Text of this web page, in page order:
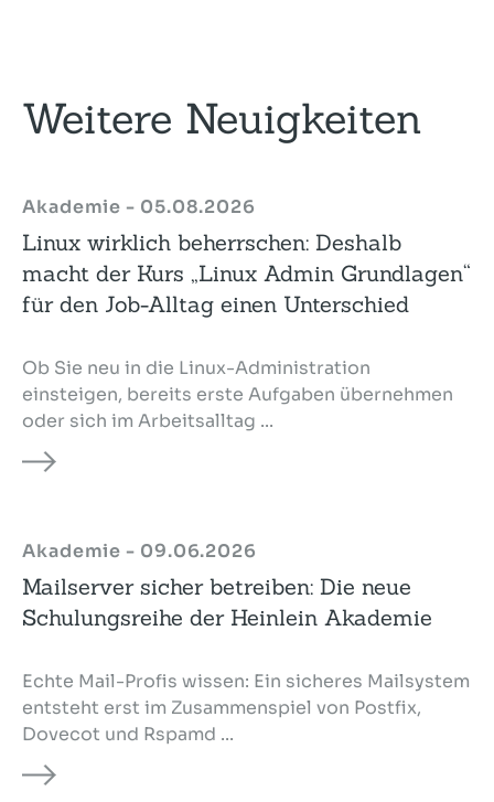
Weitere Neuigkeiten
Akademie - 05.08.2026
Linux wirklich beherrschen: Deshalb
macht der Kurs „Linux Admin Grundlagen“
für den Job-Alltag einen Unterschied
Ob Sie neu in die Linux-Administration
einsteigen, bereits erste Aufgaben übernehmen
oder sich im Arbeitsalltag ...
Akademie - 09.06.2026
Mailserver sicher betreiben: Die neue
Schulungsreihe der Heinlein Akademie
Echte Mail-Profis wissen: Ein sicheres Mailsystem
entsteht erst im Zusammenspiel von Postfix,
Dovecot und Rspamd ...